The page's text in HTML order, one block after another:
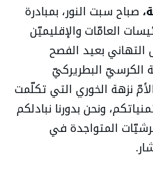
صباح سبت النور، بمبادرة
العامّات والإقليميّن
التهاني بعيد الفصح
الكرسيّ البطريركيّ
نزهة الخوري التي تكلّمت
ونحن بدورنا نبادلكم
المتواجدة في